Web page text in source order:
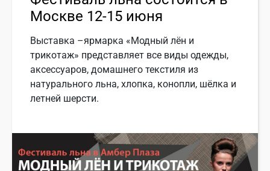
Москве 12-15 июня
Выставка –ярмарка «Модный лён и
трикотаж» представляет все виды одежды,
аксессуаров, домашнего текстиля из
натурального льна, хлопка, конопли, шёлка и
летней шерсти.